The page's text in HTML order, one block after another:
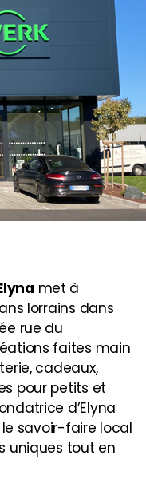
met à
lorrains dans
rue du
faites main
cadeaux,
pour petits et
d’Elyna
savoir-faire local
uniques tout en